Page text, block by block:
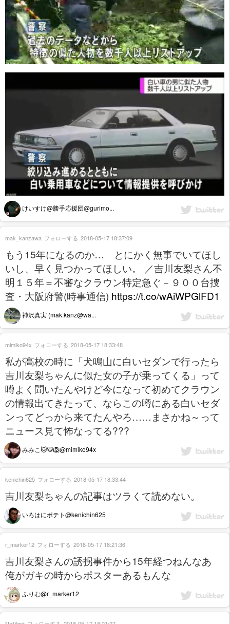
けいすけ@勝手応援団@gurimo...
もう15年になるのか… とにかく無事でいてほし
いし、早く見つかってほしい。 ／吉川友梨さん不
明１５年＝不審なクラウン特定急ぐ－９００台捜
査・大阪府警(時事通信) https://t.co/wAiWPGlFD1
神沢真実 (mak.kanz@wa...
mak_kanzawa フォローする 2018-05-17 18:37:09
私が高校の時に「犬鳴山に白いセダンで行ったら
吉川友梨ちゃんに似た女の子が乗ってくる」って
噂よく聞いたんやけど今になって初めてクラウン
の情報出てきたって、ならこの噂にある白いセダ
ンってどっから来てたんやろ……まさかね～って
ニュース見て怖なってる???
みみこ🐱🐯🦁@mimiko94x
mimiko94x フォローする 2018-05-17 18:33:48
吉川友梨ちゃんの記事はツラくて読めない。
いろはにポテト@kenichin625
kenichin625 フォローする 2018-05-17 18:33:44
吉川友梨さんの誘拐事件から15年経つねんなあ
俺がガキの時からポスターあるもんな
ふりむ@r_marker12
r_marker12 フォローする 2018-05-17 18:21:36